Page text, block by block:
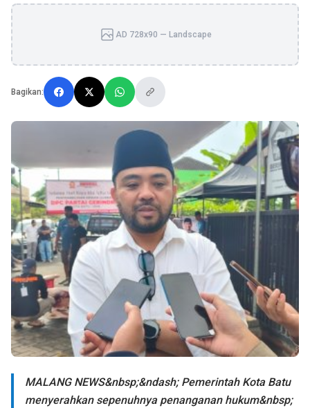
AD 728x90 — Landscape
Bagikan:
MALANG NEWS&nbsp;&ndash; Pemerintah Kota Batu
menyerahkan sepenuhnya penanganan hukum&nbsp;